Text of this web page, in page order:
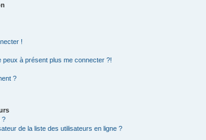
!
peux à présent plus me connecter ?!
?
?
de la liste des utilisateurs en ligne ?